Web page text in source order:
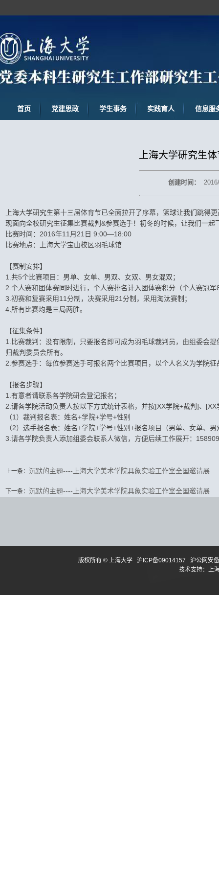
首页 党建思政 学生事务 实践育人 信息服
上海大学研究生
创建时间：
上海大学研究生第十三届体育节已全面拉开了序幕，篮球让我们跳得
现面向全校研究生征集比赛裁判&参赛选手！初冬的时候，让我们一起
比赛时间：2016年11月21日 9:00—18:00
比赛地点：上海大学宝山校区羽毛球馆
【赛制安排】
1.共5个比赛项目：男单、女单、男双、女双、男女混双；
2.个人赛和团体赛同时进行，个人赛排名计入团体赛积分（个人赛冠
3.初赛和复赛采用11分制，决赛采用21分制，采用淘汰赛制；
4.所有比赛均是三局两胜。
【征集条件】
1.比赛裁判：没有限制，只要报名即可成为羽毛球裁判员，由组委会
归裁判委员会所有。
2.参赛选手：每位参赛选手可报名两个比赛项目，以个人名义为学院征
【报名步骤】
1.有意者请联系各学院研会登记报名；
2.请各学院活动负责人按以下方式统计表格，并按[XX学院+裁判]、
（1）裁判报名表：姓名+学院+学号+性别
（2）选手报名表：姓名+学院+学号+性别+报名项目（男单、女单、
3.请各学院负责人添加组委会联系人微信，方便后续工作展开：
上一条： 沉默的主题----上海大学美术学院具象实验工作室全国邀请展
下一条： 沉默的主题----上海大学美术学院具象实验工作室全国邀请展
版权所有 © 上海大学 沪ICP备09014157
沪公网安
技术支持：上